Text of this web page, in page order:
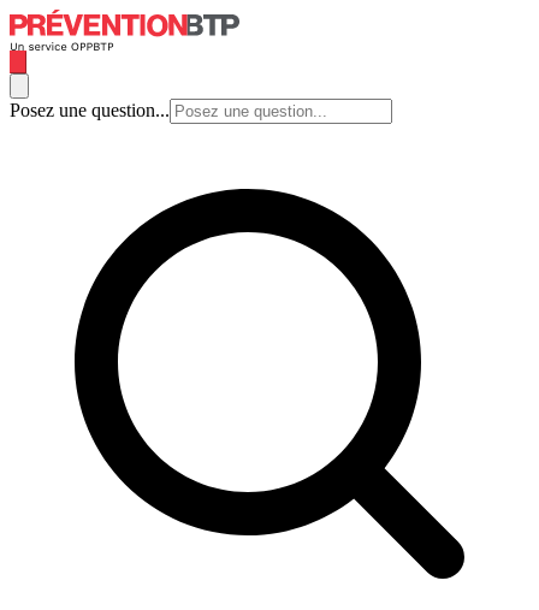
Posez une question...